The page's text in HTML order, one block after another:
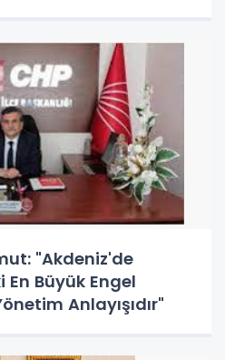
"Akdeniz'de
Büyük Engel
Anlayışıdır"